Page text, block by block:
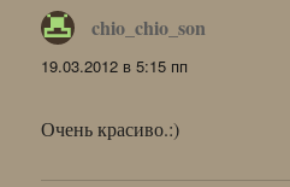
chio_chio_son
19.03.2012 в 5:15 пп
Очень красиво.:)